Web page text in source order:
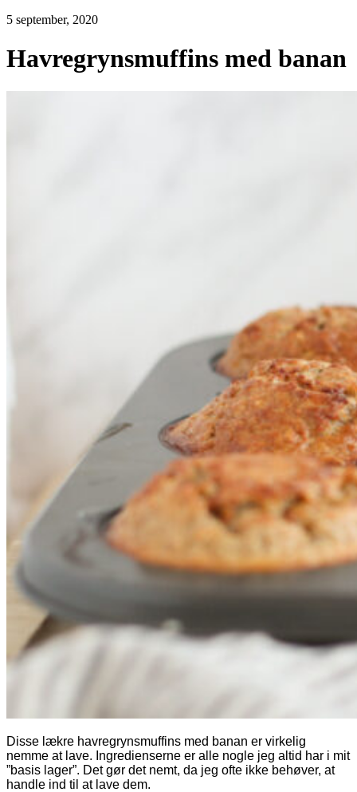
5 september, 2020
Havregrynsmuffins med banan
Disse lækre havregrynsmuffins med banan er virkelig
nemme at lave. Ingredienserne er alle nogle jeg altid har i mit
”basis lager”. Det gør det nemt, da jeg ofte ikke behøver, at
handle ind til at lave dem.